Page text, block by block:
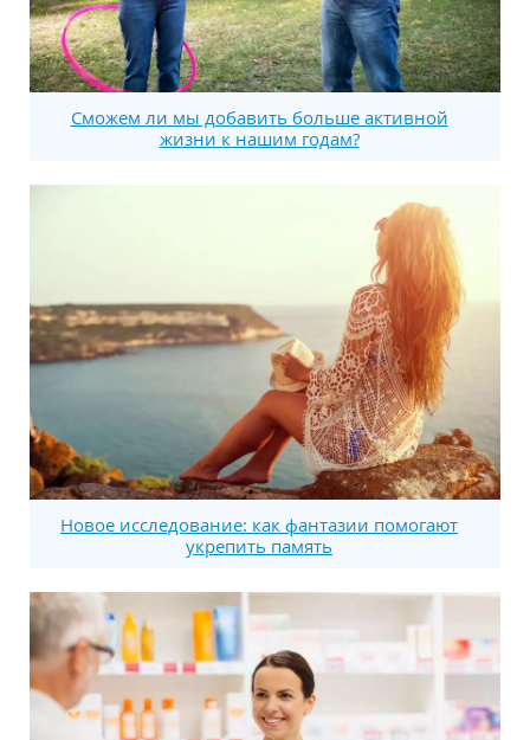
Сможем ли мы добавить больше активной
жизни к нашим годам?
Новое исследование: как фантазии помогают
укрепить память